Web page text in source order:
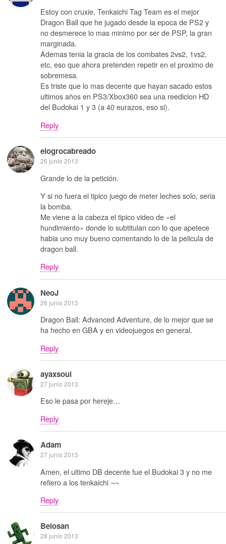
Estoy con cruxie, Tenkaichi Tag Team es el mejor
Dragon Ball que he jugado desde la epoca de PS2 y
no desmerece lo mas minimo por ser de PSP, la gran
marginada.
Ademas tenia la gracia de los combates 2vs2, 1vs2,
etc, eso que ahora pretenden repetir en el proximo de
sobremesa.
Es triste que lo mas decente que hayan sacado estos
ultimos años en PS3/Xbox360 sea una reedicion HD
del Budokai 1 y 3 (a 40 eurazos, eso si).
Reply
elogrocabreado
26 junio 2013
Grande lo de la petición.
Y si no fuera el tipico juego de meter leches solo, seria
la bomba.
Me viene a la cabeza el tipico video de «el
hundimiento» donde lo subtitulan con lo que apetece
habia uno muy bueno comentando lo de la pelicula de
dragon ball.
Reply
NeoJ
26 junio 2013
Dragon Ball: Advanced Adventure, de lo mejor que se
ha hecho en GBA y en videojuegos en general.
Reply
ayaxsoul
27 junio 2013
Eso le pasa por hereje…
Reply
Adam
27 junio 2013
Amen, el ultimo DB decente fue el Budokai 3 y no me
refiero a los tenkaichi ¬¬
Reply
Belosan
28 junio 2013